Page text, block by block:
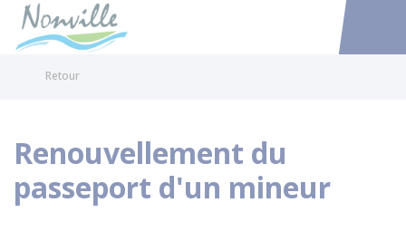
Accéder
Retour
Renouvellement du
passeport d'un mineur